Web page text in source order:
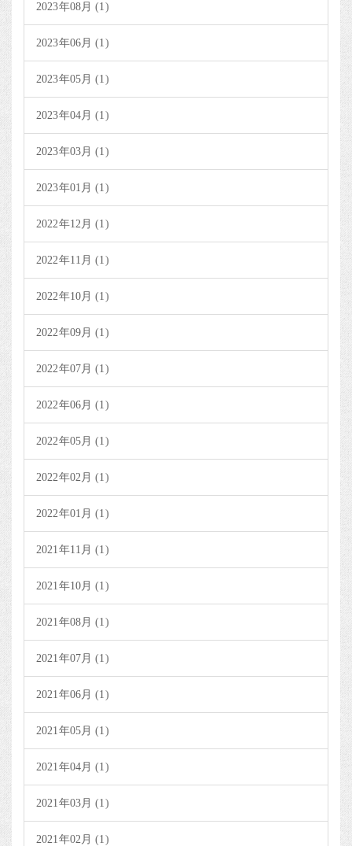
2023年08月 (1)
2023年06月 (1)
2023年05月 (1)
2023年04月 (1)
2023年03月 (1)
2023年01月 (1)
2022年12月 (1)
2022年11月 (1)
2022年10月 (1)
2022年09月 (1)
2022年07月 (1)
2022年06月 (1)
2022年05月 (1)
2022年02月 (1)
2022年01月 (1)
2021年11月 (1)
2021年10月 (1)
2021年08月 (1)
2021年07月 (1)
2021年06月 (1)
2021年05月 (1)
2021年04月 (1)
2021年03月 (1)
2021年02月 (1)